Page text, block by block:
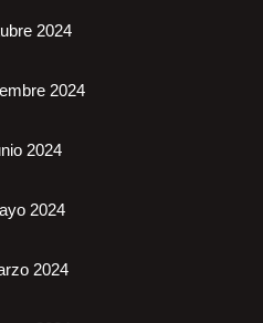
2024
2024
2024
2024
2024